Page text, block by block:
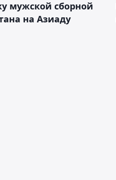
мужской сборной
на Азиаду